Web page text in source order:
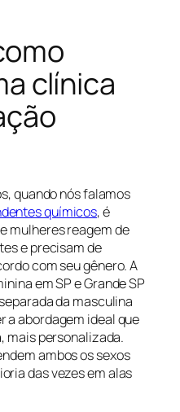
clínica
quando nós falamos
químicos, é
mulheres reagem de
e precisam de
com seu gênero. A
em SP e Grande SP
da masculina
a abordagem ideal que
mais personalizada.
ambos os sexos
das vezes em alas